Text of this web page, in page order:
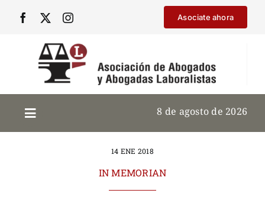
Asociate ahora
8 de agosto de 2026
14 ENE 2018
IN MEMORIAN